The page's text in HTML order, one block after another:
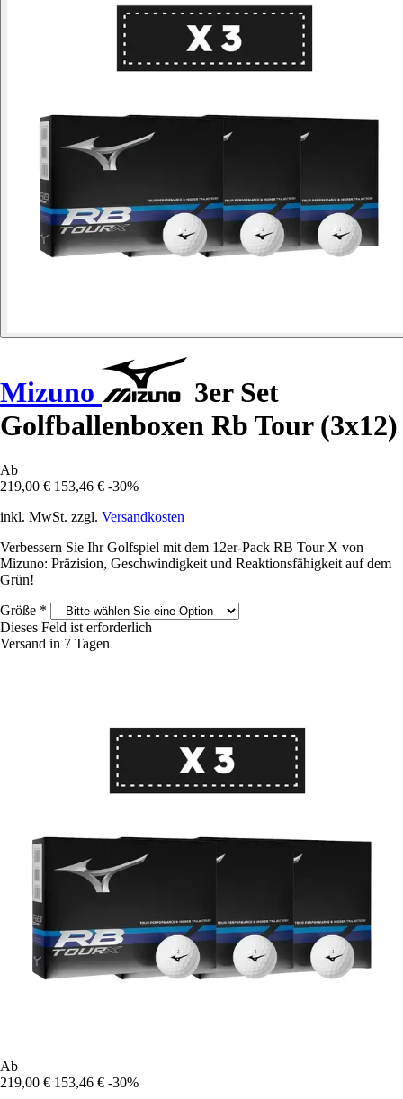
Mizuno
3er Set
Golfballenboxen Rb Tour (3x12)
Ab
219,00 € 153,46 € -30%
inkl. MwSt. zzgl. Versandkosten
Verbessern Sie Ihr Golfspiel mit dem 12er-Pack RB Tour X von
Mizuno: Präzision, Geschwindigkeit und Reaktionsfähigkeit auf dem
Grün!
Größe *
Dieses Feld ist erforderlich
Versand in 7 Tagen
Ab
219,00 € 153,46 € -30%